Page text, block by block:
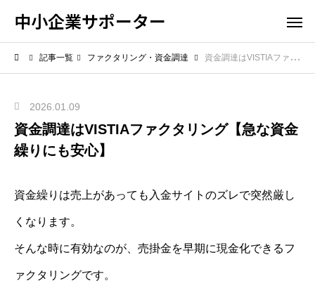
中小企業サポーター
記事一覧 ファクタリング・資金調達 資金調達はVISTIAファクタリング【急な資金繰りにも安心】
2026.01.09
資金調達はVISTIAファクタリング【急な資金
繰りにも安心】
資金繰りは売上があっても入金サイトのズレで突然厳し
くなります。
そんな時に有効なのが、売掛金を早期に現金化できるフ
ァクタリングです。